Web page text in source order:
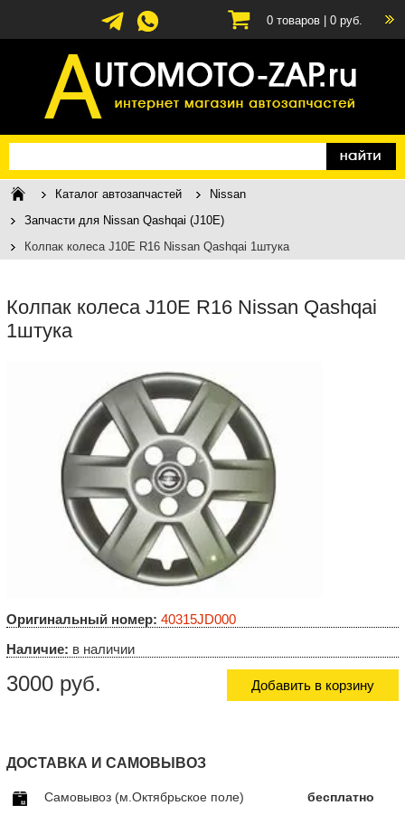
0 товаров | 0 руб.
Каталог автозапчастей
Nissan
Запчасти для Nissan Qashqai (J10E)
Колпак колеса J10E R16 Nissan Qashqai 1штука
Колпак колеса J10E R16 Nissan Qashqai
1штука
Оригинальный номер: 40315JD000
Наличие: в наличии
3000 руб. Добавить в корзину
ДОСТАВКА И САМОВЫВОЗ
Самовывоз (м.Октябрьское поле)
бесплатно